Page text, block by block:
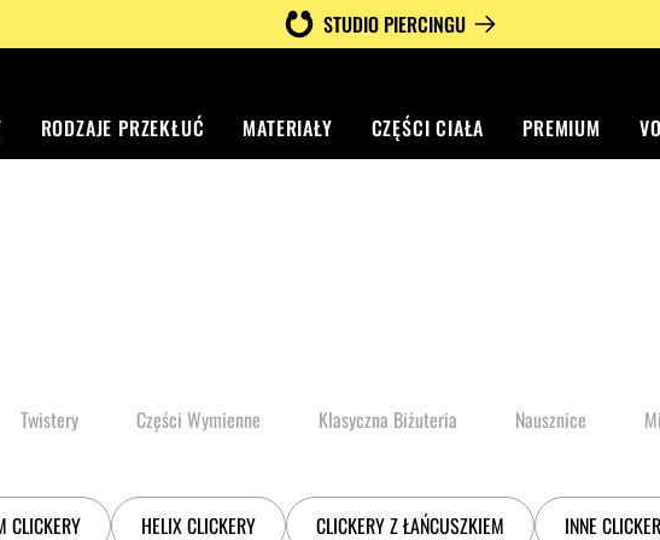
STUDIO PIERCINGU
RODZAJE PRZEKŁUĆ MATERIAŁY CZĘŚCI CIAŁA PREMIUM
Twistery Części Wymienne Klasyczna Biżuteria Nausznice
CLICKERY HELIX CLICKERY CLICKERY Z ŁAŃCUSZKIEM INNE